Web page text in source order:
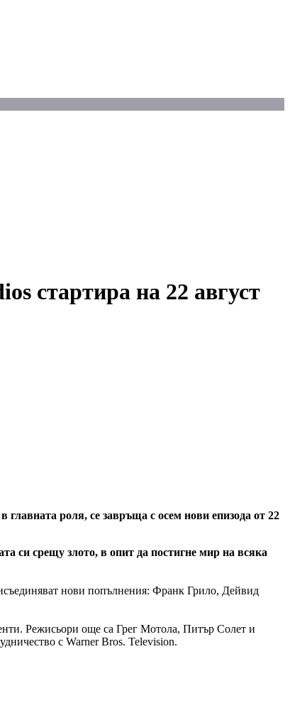
стартира на 22 август
роля, се завръща с осем нови епизода от 22
си срещу злото, в опит да постигне мир на всяка
нови попълнения: Франк Грило, Дейвид
Режисьори още са Грег Мотола, Питър Солет и
с Warner Bros. Television.